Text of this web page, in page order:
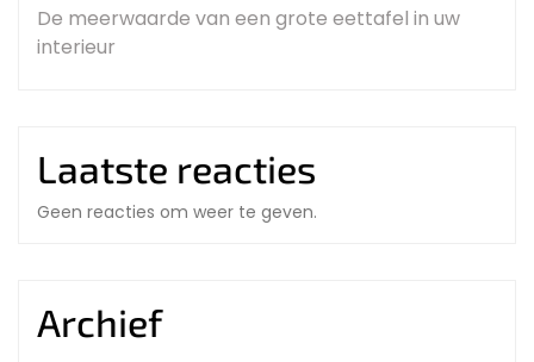
De meerwaarde van een grote eettafel in uw
interieur
Laatste reacties
Geen reacties om weer te geven.
Archief